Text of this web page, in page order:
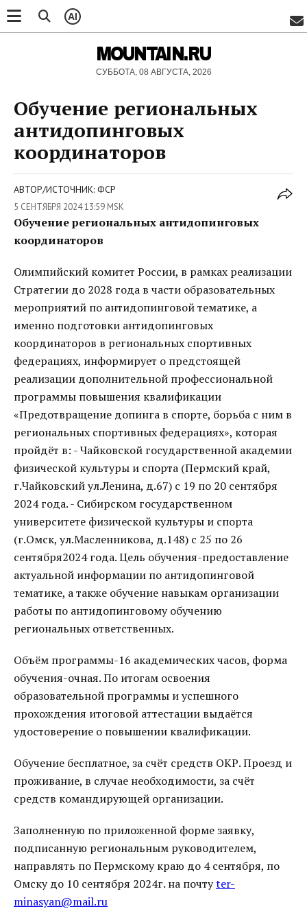
AI
MOUNTAIN.RU
СУББОТА, 08 АВГУСТА, 2026
Обучение региональных
антидопинговых
координаторов
АВТОР/ИСТОЧНИК: ФСР
5 СЕНТЯБРЯ 2024 13:59 MSK
Обучение региональных антидопинговых
координаторов
Олимпийский комитет России, в рамках реализации
Стратегии до 2028 года в части образовательных
мероприятий по антидопинговой тематике, а
именно подготовки антидопинговых
координаторов в региональных спортивных
федерациях, информирует о предстоящей
реализации дополнительной профессиональной
программы повышения квалификации
«Предотвращение допинга в спорте, борьба с ним в
региональных спортивных федерациях», которая
пройдёт в: - Чайковской государственной академии
физической культуры и спорта (Пермский край,
г.Чайковский ул.Ленина, д.67) с 19 по 20 сентября
2024 года. - Сибирском государственном
университете физической культуры и спорта
(г.Омск, ул.Масленникова, д.148) с 25 по 26
сентября2024 года. Цель обучения-предоставление
актуальной информации по антидопинговой
тематике, а также обучение навыкам организации
работы по антидопинговому обучению
региональных ответственных.
Объём программы-16 академических часов, форма
обучения-очная. По итогам освоения
образовательной программы и успешного
прохождения итоговой аттестации выдаётся
удостоверение о повышении квалификации.
Обучение бесплатное, за счёт средств ОКР. Проезд и
проживание, в случае необходимости, за счёт
средств командирующей организации.
Заполненную по приложенной форме заявку,
подписанную региональным руководителем,
направлять по Пермскому краю до 4 сентября, по
Омску до 10 сентября 2024г. на почтуter-
minasyan@mail.ru